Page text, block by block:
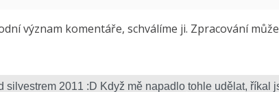
význam komentáře, schválíme ji. Zpracování